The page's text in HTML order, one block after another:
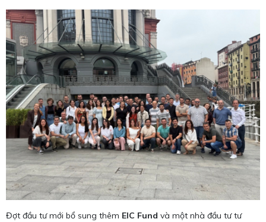
Đợt đầu tư mới bổ sung thêm EIC Fund và một nhà đầu tư tư